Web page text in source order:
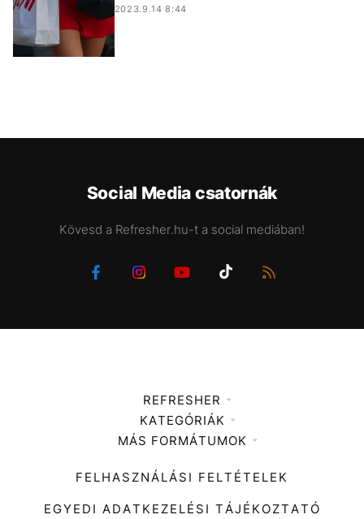
2023.9.14 8:44
Social Media csatornák
Kövesd a Refresher.hu-t a social mediában!
REFRESHER
Médiaajánlat
KATEGÓRIÁK
Zene
Divat
Kultúra
MÁS FORMÁTUMOK
FELHASZNÁLÁSI FELTÉTELEK
EGYEDI ADATKEZELÉSI TÁJÉKOZTATÓ